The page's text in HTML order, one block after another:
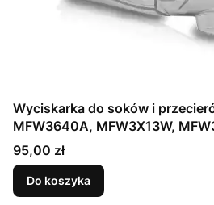
Wyciskarka do soków i przecierów do Bosch
MFW3640A, MFW3X13W,
MFW3910W
Cena
95,00 zł
Do koszyka